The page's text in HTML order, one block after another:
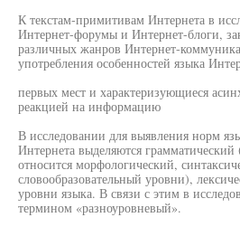
К текстам-примитивам Интернета в
Интернет-форумы и Интернет-блоги,
различных жанров Интернет-
употребления особенностей языка
первых мест и характеризующиеся
реакцией на информацию
В исследовании для выявления норм
Интернета выделяются
относится морфологический,
словообразовательный уровни),
уровни языка. В связи с этим в
термином «разноуровневый».